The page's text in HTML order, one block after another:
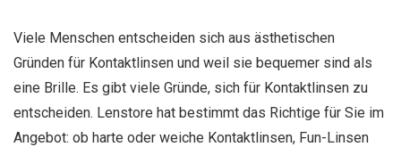
Viele Menschen entscheiden sich aus ästhetischen
Gründen für Kontaktlinsen und weil sie bequemer sind als
eine Brille. Es gibt viele Gründe, sich für Kontaktlinsen zu
entscheiden. Lenstore hat bestimmt das Richtige für Sie im
Angebot: ob harte oder weiche Kontaktlinsen, Fun-Linsen